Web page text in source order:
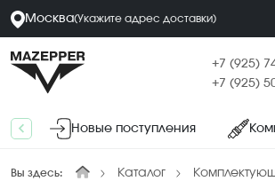
Москва(Укажите адрес доставки)
+7 (925)
+7 (925)
Новые поступления
Вы здесь: Каталог